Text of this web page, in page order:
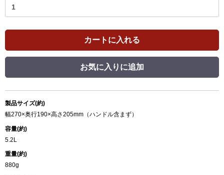
カートに入れる
お気に入りに追加
製品サイズ(約)
幅270×奥行190×高さ205mm（ハンドル含まず）
容量(約)
5.2L
重量(約)
880g